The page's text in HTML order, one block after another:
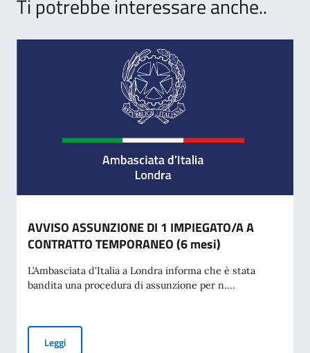
Ti potrebbe interessare anche..
AVVISO ASSUNZIONE DI 1 IMPIEGATO/A A
CONTRATTO TEMPORANEO (6 mesi)
L’Ambasciata d'Italia a Londra informa che è stata
bandita una procedura di assunzione per n....
LeggiAVVISO ASSUNZIONE DI 1 IMPIEGATO/A A CONTRATTO